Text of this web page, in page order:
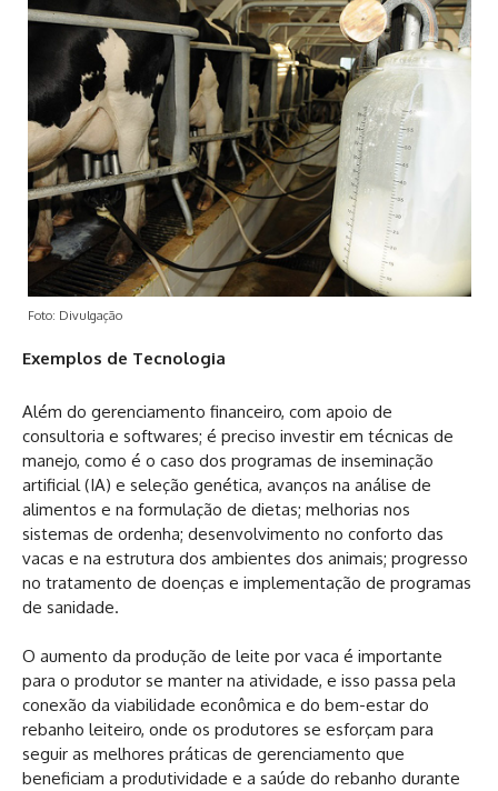
Foto: Divulgação
Exemplos de Tecnologia
Além do gerenciamento financeiro, com apoio de
consultoria e softwares; é preciso investir em técnicas de
manejo, como é o caso dos programas de inseminação
artificial (IA) e seleção genética, avanços na análise de
alimentos e na formulação de dietas; melhorias nos
sistemas de ordenha; desenvolvimento no conforto das
vacas e na estrutura dos ambientes dos animais; progresso
no tratamento de doenças e implementação de programas
de sanidade.
O aumento da produção de leite por vaca é importante
para o produtor se manter na atividade, e isso passa pela
conexão da viabilidade econômica e do bem-estar do
rebanho leiteiro, onde os produtores se esforçam para
seguir as melhores práticas de gerenciamento que
beneficiam a produtividade e a saúde do rebanho durante